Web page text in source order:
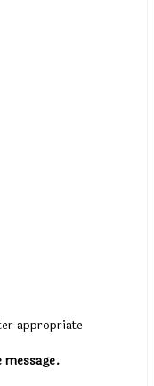
appropriate
message.